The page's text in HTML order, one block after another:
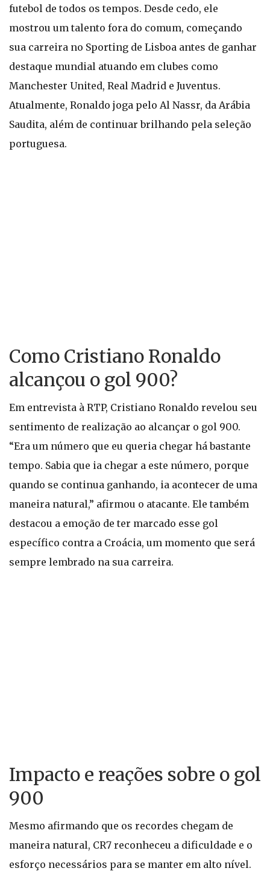
futebol de todos os tempos. Desde cedo, ele
mostrou um talento fora do comum, começando
sua carreira no Sporting de Lisboa antes de ganhar
destaque mundial atuando em clubes como
Manchester United, Real Madrid e Juventus.
Atualmente, Ronaldo joga pelo Al Nassr, da Arábia
Saudita, além de continuar brilhando pela seleção
portuguesa.
Como Cristiano Ronaldo
alcançou o gol 900?
Em entrevista à RTP, Cristiano Ronaldo revelou seu
sentimento de realização ao alcançar o gol 900.
“Era um número que eu queria chegar há bastante
tempo. Sabia que ia chegar a este número, porque
quando se continua ganhando, ia acontecer de uma
maneira natural,” afirmou o atacante. Ele também
destacou a emoção de ter marcado esse gol
específico contra a Croácia, um momento que será
sempre lembrado na sua carreira.
Impacto e reações sobre o gol
900
Mesmo afirmando que os recordes chegam de
maneira natural, CR7 reconheceu a dificuldade e o
esforço necessários para se manter em alto nível.